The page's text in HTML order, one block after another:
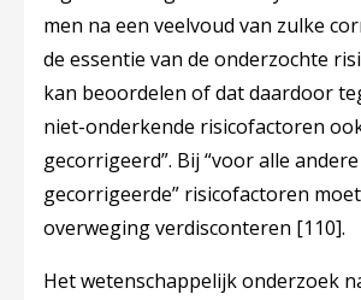
men na een veelvoud van zulke
de essentie van de onderzochte
kan beoordelen of dat daardoor
niet-onderkende risicofactoren
gecorrigeerd”. Bij “voor alle
gecorrigeerde” risicofactoren
overweging verdisconteren [110].
Het wetenschappelijk onderzoek